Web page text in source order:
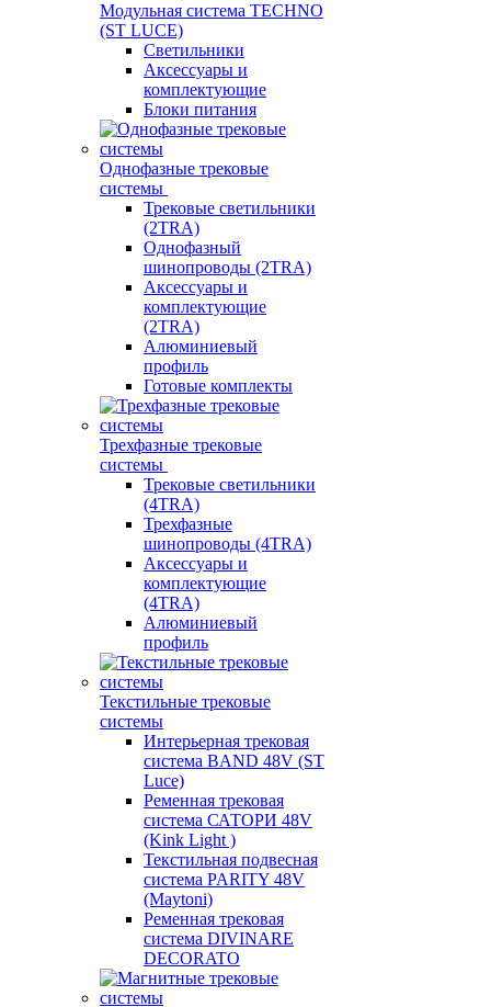
Модульная система TECHNO
(ST LUCE)
Светильники
Аксессуары и
комплектующие
Блоки питания
Однофазные трековые
системы
Трековые светильники
(2TRA)
Однофазный
шинопроводы (2TRA)
Аксессуары и
комплектующие
(2TRA)
Алюминиевый
профиль
Готовые комплекты
Трехфазные трековые
системы
Трековые светильники
(4TRA)
Трехфазные
шинопроводы (4TRA)
Аксессуары и
комплектующие
(4TRA)
Алюминиевый
профиль
Текстильные трековые
системы
Интерьерная трековая
система BAND 48V (ST
Luce)
Ременная трековая
система САТОРИ 48V
(Kink Light )
Текстильная подвесная
система PARITY 48V
(Maytoni)
Ременная трековая
система DIVINARE
DECORATO